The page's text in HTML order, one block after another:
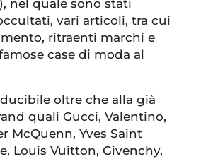
nel quale sono stati
vari articoli, tra cui
ritraenti marchi e
case di moda al
oltre che alla già
quali Gucci, Valentino,
McQuenn, Yves Saint
Louis Vuitton, Givenchy,